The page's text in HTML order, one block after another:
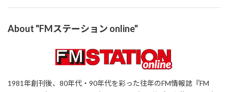
About "FMステーション online"
1981年創刊後、80年代・90年代を彩った往年のFM情報誌『FM